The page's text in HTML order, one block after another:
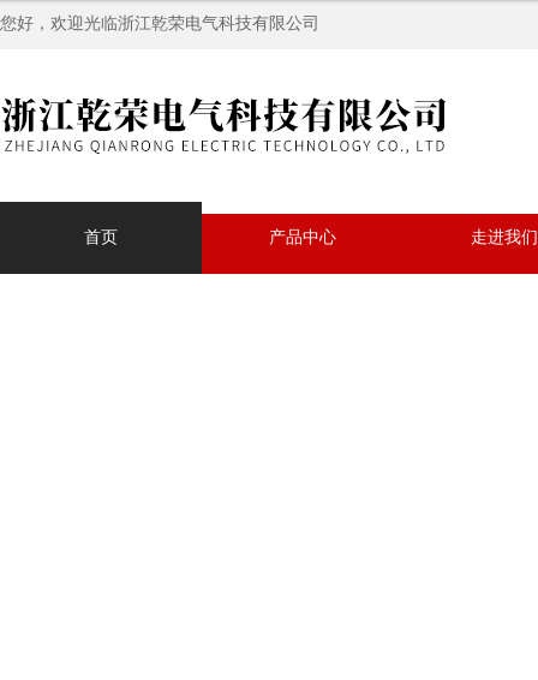
您好，欢迎光临浙江乾荣电气科技有限公司
首页 产品中心 走进我们